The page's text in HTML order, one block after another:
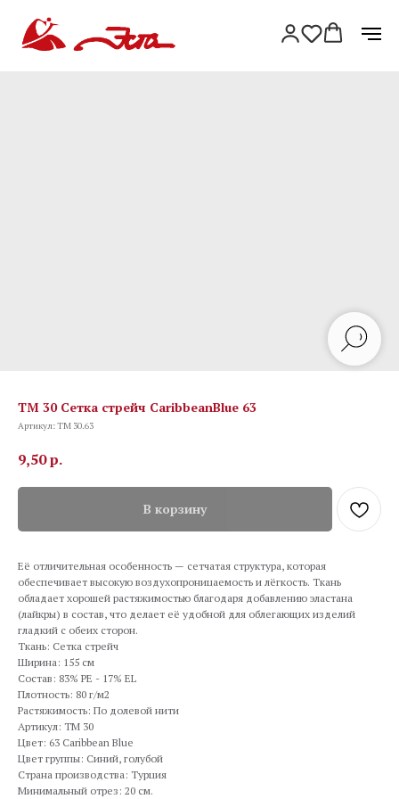
TM 30 Сетка стрейч CaribbeanBlue 63
Артикул:TM 30.63
9,50р.
В корзину
Её отличительная особенность — сетчатая структура, которая
обеспечивает высокую воздухопроницаемость и лёгкость. Ткань
обладает хорошей растяжимостью благодаря добавлению эластана
(лайкры) в состав, что делает её удобной для облегающих изделий
гладкий с обеих сторон.
Ткань: Сетка стрейч
Ширина: 155 см
Состав: 83% PE - 17% EL
Плотность: 80 г/м2
Растяжимость: По долевой нити
Артикул: TM 30
Цвет: 63 Caribbean Blue
Цвет группы: Синий, голубой
Страна производства: Турция
Минимальный отрез: 20 см.